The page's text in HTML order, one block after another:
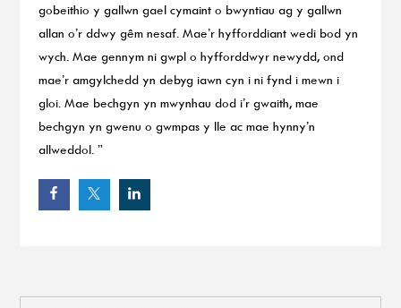
gobeithio y gallwn gael cymaint o bwyntiau ag y gallwn
allan o’r ddwy gêm nesaf. Mae’r hyfforddiant wedi bod yn
wych. Mae gennym ni gwpl o hyfforddwyr newydd, ond
mae’r amgylchedd yn debyg iawn cyn i ni fynd i mewn i
gloi. Mae bechgyn yn mwynhau dod i’r gwaith, mae
bechgyn yn gwenu o gwmpas y lle ac mae hynny’n
allweddol. ”